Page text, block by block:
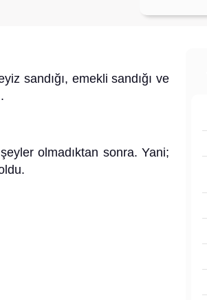
sandığı, emekli sandığı ve
olmadıktan sonra. Yani;